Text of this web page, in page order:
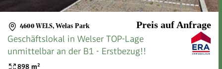
4600 WELS, Welas Park Preis auf Anfrage
Geschäftslokal in Welser TOP-Lage
unmittelbar an der B1 - Erstbezug!!
898 m²